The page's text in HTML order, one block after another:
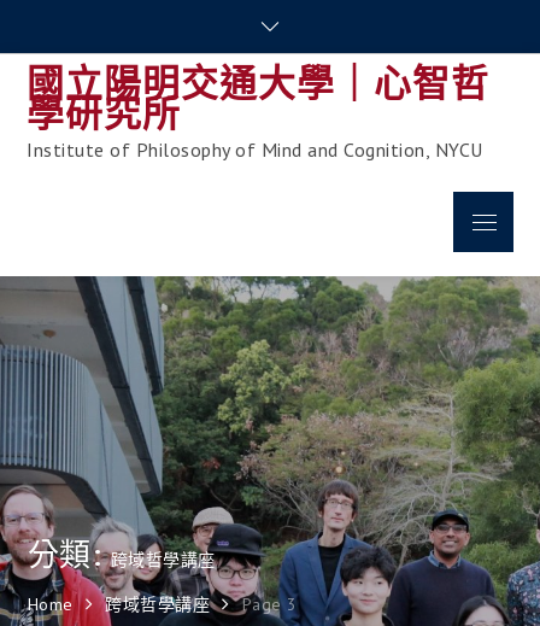
content國立陽明交通大學｜心智哲
學研究所
Institute of Philosophy of Mind and Cognition, NYCU
Menu
分類:跨域哲學講座
Home 跨域哲學講座 Page 3